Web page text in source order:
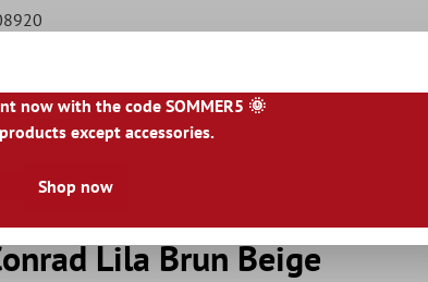
|RO|NO|HU| BG|HR|LU
Lila Brun Beige
now with the code SOMMER5 🌞
except accessories.
Shop now